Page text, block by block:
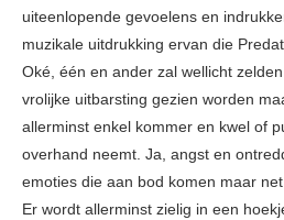
uiteenlopende gevoelens en
muzikale uitdrukking ervan die
Oké, één en ander zal wellicht
vrolijke uitbarsting gezien worden
allerminst enkel kommer en kwel of
overhand neemt. Ja, angst en
emoties die aan bod komen maar
Er wordt allerminst zielig in een